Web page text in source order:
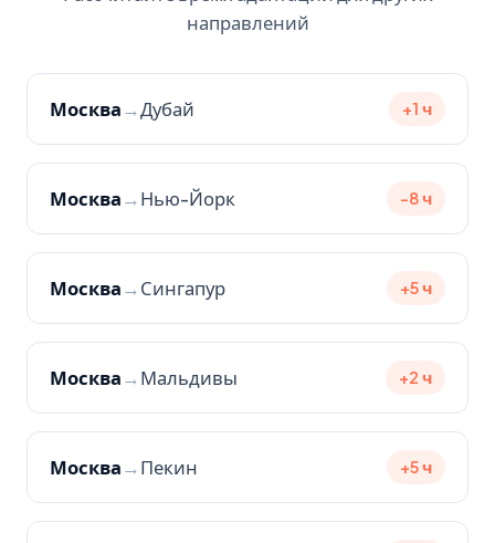
направлений
Москва→Дубай +1 ч
Москва→Нью-Йорк -8 ч
Москва→Сингапур +5 ч
Москва→Мальдивы +2 ч
Москва→Пекин +5 ч